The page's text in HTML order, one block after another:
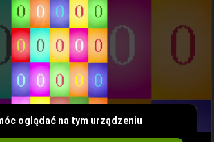
oglądać na tym urządzeniu